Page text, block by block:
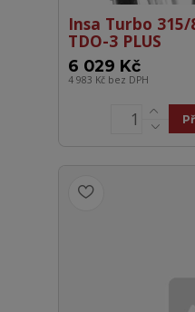
Insa Turbo 315/
TDO-3 PLUS
6 029 Kč
4 983 Kč bez DPH